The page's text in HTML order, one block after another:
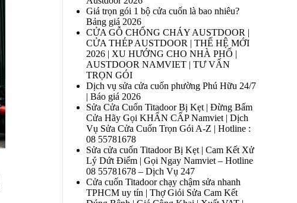
Giá trọn gói 1 bộ cửa cuốn là bao nhiêu?
Bảng giá 2026
CỬA GỖ CHỐNG CHÁY AUSTDOOR |
CỬA THÉP AUSTDOOR | THẾ HỆ MỚI
2026 | XU HƯỚNG CHO NHÀ PHỐ |
AUSTDOOR NAMVIET | TƯ VẤN
TRỌN GÓI
Dịch vụ sửa cửa cuốn phường Phú Hữu 24/7
| Báo giá 2026
Sửa Cửa Cuốn Titadoor Bị Kẹt | Đừng Bấm
Cửa Hãy Gọi KHẨN CẤP Namviet | Dịch
Vụ Sửa Cửa Cuốn Trọn Gói A-Z | Hotline :
08 55781678
Sửa cửa cuốn Titadoor Bị Kẹt | Cam Kết Xử
Lý Dứt Điểm | Gọi Ngay Namviet – Hotline
08 55781678 – Dịch Vụ 247
Cửa cuốn Titadoor chạy chậm sửa nhanh
TPHCM uy tín | Thợ Giỏi Sửa Cam Kết